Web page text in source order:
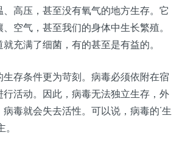
高压，甚至没有氧气的地方生存。它
空气，甚至我们的身体中生长繁殖。
充满了细菌，有的甚至是有益的。
存条件更为苛刻。病毒必须依附在宿
行活动。因此，病毒无法独立生存，外
毒就会失去活性。可以说，病毒的‘生